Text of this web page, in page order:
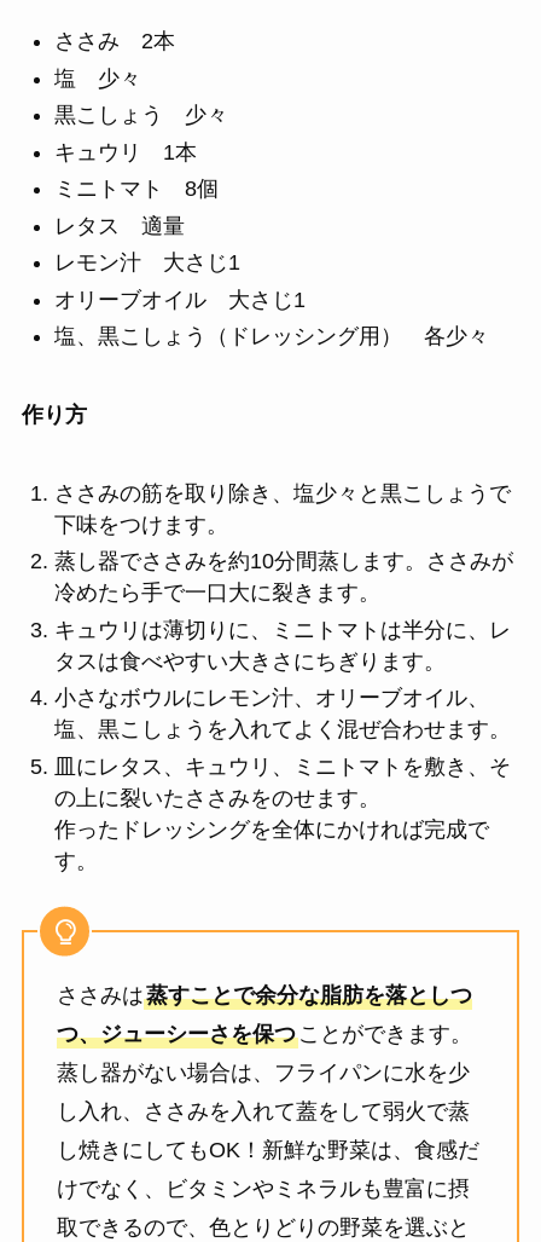
ささみ 2本
塩 少々
黒こしょう 少々
キュウリ 1本
ミニトマト 8個
レタス 適量
レモン汁 大さじ1
オリーブオイル 大さじ1
塩、黒こしょう（ドレッシング用） 各少々
作り方
ささみの筋を取り除き、塩少々と黒こしょうで
下味をつけます。
蒸し器でささみを約10分間蒸します。ささみが
冷めたら手で一口大に裂きます。
キュウリは薄切りに、ミニトマトは半分に、レ
タスは食べやすい大きさにちぎります。
小さなボウルにレモン汁、オリーブオイル、
塩、黒こしょうを入れてよく混ぜ合わせます。
皿にレタス、キュウリ、ミニトマトを敷き、そ
の上に裂いたささみをのせます。
作ったドレッシングを全体にかければ完成で
す。
ささみは蒸すことで余分な脂肪を落としつ
つ、ジューシーさを保つことができます。
蒸し器がない場合は、フライパンに水を少
し入れ、ささみを入れて蓋をして弱火で蒸
し焼きにしてもOK！新鮮な野菜は、食感だ
けでなく、ビタミンやミネラルも豊富に摂
取できるので、色とりどりの野菜を選ぶと